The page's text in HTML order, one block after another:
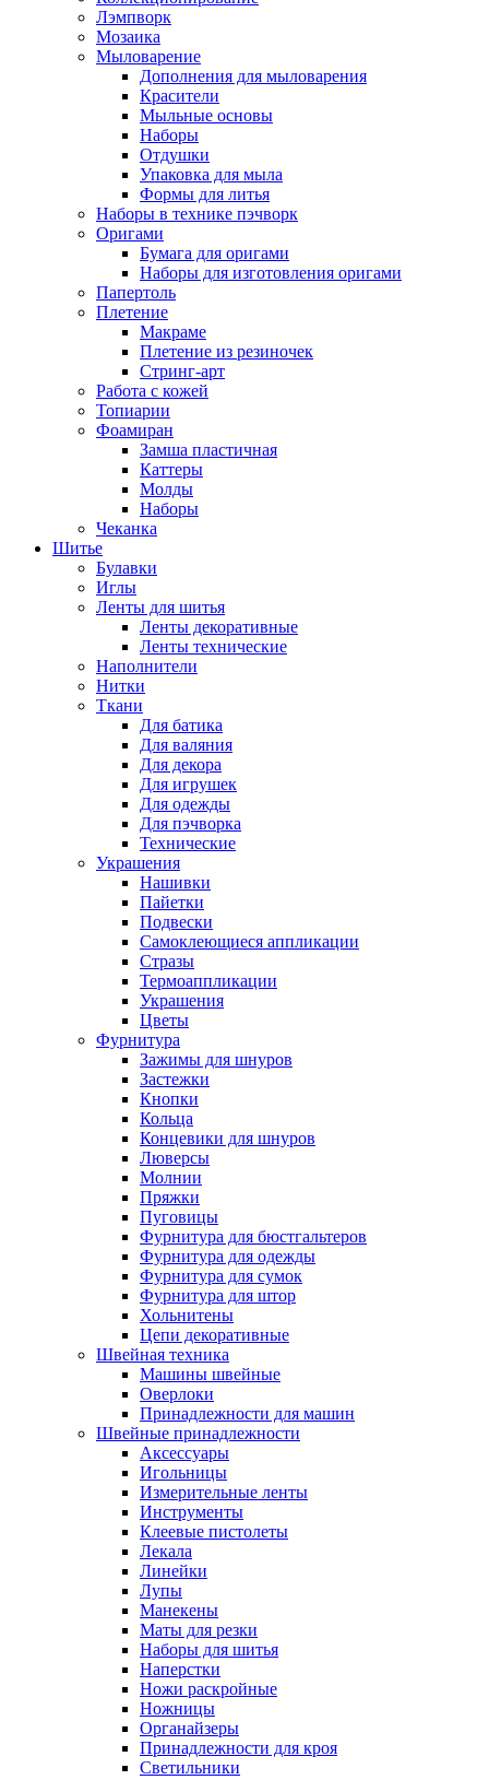
Лэмпворк
Мозаика
Мыловарение
Дополнения для мыловарения
Красители
Мыльные основы
Наборы
Отдушки
Упаковка для мыла
Формы для литья
Наборы в технике пэчворк
Оригами
Бумага для оригами
Наборы для изготовления оригами
Папертоль
Плетение
Макраме
Плетение из резиночек
Стринг-арт
Работа с кожей
Топиарии
Фоамиран
Замша пластичная
Каттеры
Молды
Наборы
Чеканка
Шитье
Булавки
Иглы
Ленты для шитья
Ленты декоративные
Ленты технические
Наполнители
Нитки
Ткани
Для батика
Для валяния
Для декора
Для игрушек
Для одежды
Для пэчворка
Технические
Украшения
Нашивки
Пайетки
Подвески
Самоклеющиеся аппликации
Стразы
Термоаппликации
Украшения
Цветы
Фурнитура
Зажимы для шнуров
Застежки
Кнопки
Кольца
Концевики для шнуров
Люверсы
Молнии
Пряжки
Пуговицы
Фурнитура для бюстгальтеров
Фурнитура для одежды
Фурнитура для сумок
Фурнитура для штор
Хольнитены
Цепи декоративные
Швейная техника
Машины швейные
Оверлоки
Принадлежности для машин
Швейные принадлежности
Аксессуары
Игольницы
Измерительные ленты
Инструменты
Клеевые пистолеты
Лекала
Линейки
Лупы
Манекены
Маты для резки
Наборы для шитья
Наперстки
Ножи раскройные
Ножницы
Органайзеры
Принадлежности для кроя
Светильники